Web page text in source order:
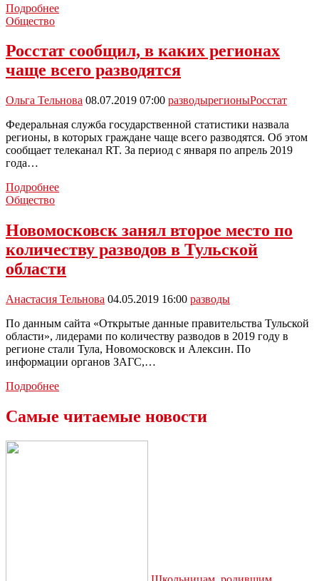
ПодробнееПо
первым
полугодием
прошлого
в
развелось
на
400
Общество
Росстат сообщил, в каких регионах
чаще всего разводятся
Ольга Тельнова 08.07.2019 07:00 разводырегионыРосстат
Федеральная служба государственной статистики назвала
регионы, в которых граждане чаще всего разводятся. Об этом
сообщает телеканал RT. За период с января по апрель 2019
года…
ПодробнееРосстат
регионах
чаще
разводятся
Общество
Новомосковск занял второе место по
количеству разводов в Тульской
области
Анастасия Тельнова 04.05.2019 16:00 разводы
По данным сайта «Открытые данные правительства Тульской
области», лидерами по количеству разводов в 2019 году в
регионе стали Тула, Новомосковск и Алексин. По
информации органов ЗАГС,…
ПодробнееНовомосковск
место
Самые читаемые новости